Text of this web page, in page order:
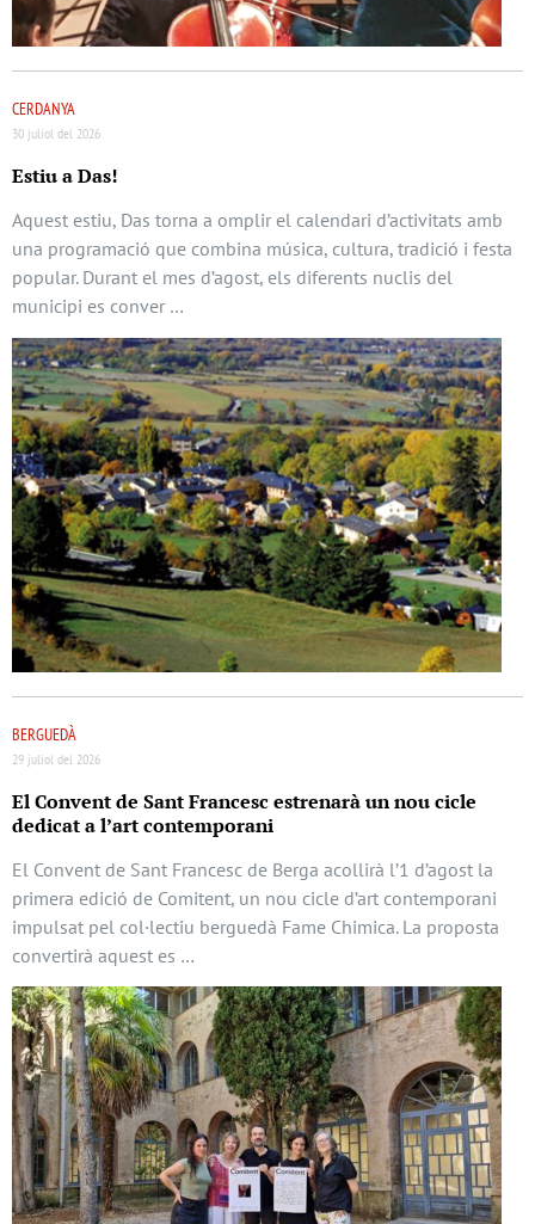
CERDANYA
30 juliol del 2026
Estiu a Das!
Aquest estiu, Das torna a omplir el calendari d’activitats amb
una programació que combina música, cultura, tradició i festa
popular. Durant el mes d’agost, els diferents nuclis del
municipi es conver …
BERGUEDÀ
29 juliol del 2026
El Convent de Sant Francesc estrenarà un nou cicle
dedicat a l’art contemporani
El Convent de Sant Francesc de Berga acollirà l’1 d’agost la
primera edició de Comitent, un nou cicle d’art contemporani
impulsat pel col·lectiu berguedà Fame Chimica. La proposta
convertirà aquest es …